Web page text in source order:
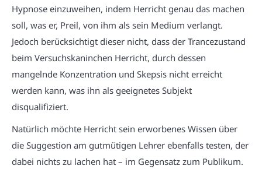
Hypnose einzuweihen, indem Herricht genau das machen
soll, was er, Preil, von ihm als sein Medium verlangt.
Jedoch berücksichtigt dieser nicht, dass der Trancezustand
beim Versuchskaninchen Herricht, durch dessen
mangelnde Konzentration und Skepsis nicht erreicht
werden kann, was ihn als geeignetes Subjekt
disqualifiziert.
Natürlich möchte Herricht sein erworbenes Wissen über
die Suggestion am gutmütigen Lehrer ebenfalls testen, der
dabei nichts zu lachen hat – im Gegensatz zum Publikum.